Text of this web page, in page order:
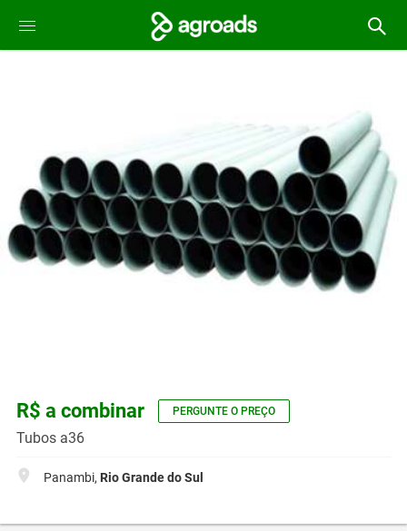
R$ a combinar PERGUNTE O PREÇO
Tubos a36
Panambi, Rio Grande do Sul